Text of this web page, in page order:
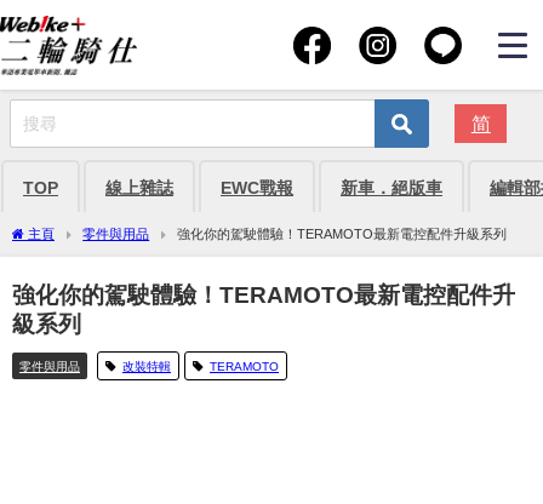
简
TOP 線上雜誌 EWC戰報 新車．絕版車 編輯
主頁 零件與用品 強化你的駕駛體驗！TERAMOTO最新電控配件升級系列
強化你的駕駛體驗！TERAMOTO最新電控配件升
級系列
零件與用品 改裝特輯 TERAMOTO